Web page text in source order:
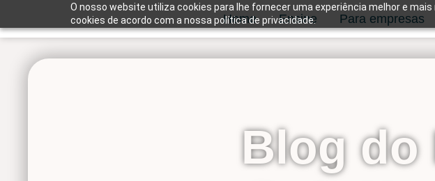
O nosso website utiliza cookies para lhe fornecer uma experiência melhor e
cookies de acordo com a nossa política de privacidade.
Home Ensine Para empresas
Blog do